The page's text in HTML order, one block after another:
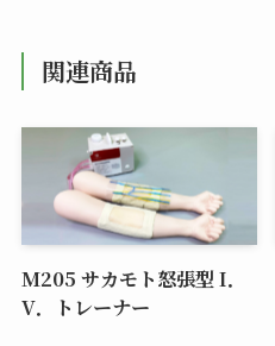
関連商品
M205 サカモト怒張型 I．
V．トレーナー